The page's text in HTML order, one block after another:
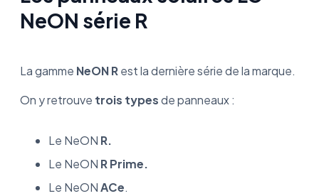
NeON série R
La gamme NeON R est la dernière série de la marque.
On y retrouve trois typesde panneaux :
Le NeON R.
Le NeON R Prime.
Le NeONACe.